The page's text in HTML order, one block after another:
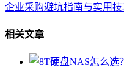
企业采购避坑指南与实用技
相关文章